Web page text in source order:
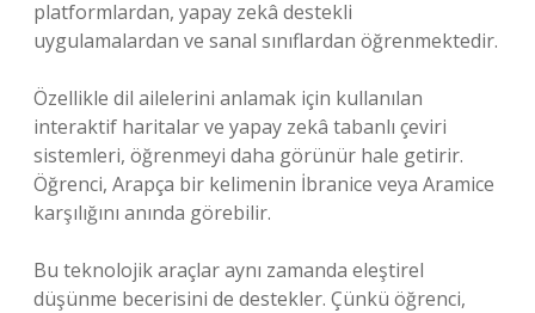
platformlardan, yapay zekâ destekli
uygulamalardan ve sanal sınıflardan öğrenmektedir.
Özellikle dil ailelerini anlamak için kullanılan
interaktif haritalar ve yapay zekâ tabanlı çeviri
sistemleri, öğrenmeyi daha görünür hale getirir.
Öğrenci, Arapça bir kelimenin İbranice veya Aramice
karşılığını anında görebilir.
Bu teknolojik araçlar aynı zamanda eleştirel
düşünme becerisini de destekler. Çünkü öğrenci,